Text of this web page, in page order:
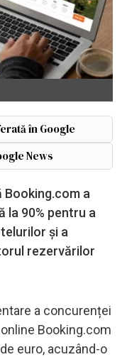
în Google
News
Booking.com a
la 90% pentru a
și a
rezervărilor
a concurenței
Booking.com
euro, acuzând-o